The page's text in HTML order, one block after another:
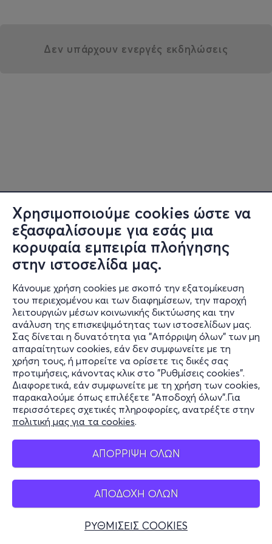
Χρησιμοποιούμε cookies ώστε να
εξασφαλίσουμε για εσάς μια
κορυφαία εμπειρία πλοήγησης
στην ιστοσελίδα μας.
Κάνουμε χρήση cookies με σκοπό την εξατομίκευση
του περιεχομένου και των διαφημίσεων, την παροχή
λειτουργιών μέσων κοινωνικής δικτύωσης και την
ανάλυση της επισκεψιμότητας των ιστοσελίδων μας.
Σας δίνεται η δυνατότητα για "Απόρριψη όλων" των μη
απαραίτητων cookies, εάν δεν συμφωνείτε με τη
χρήση τους, ή μπορείτε να ορίσετε τις δικές σας
προτιμήσεις, κάνοντας κλικ στο "Ρυθμίσεις cookies".
Διαφορετικά, εάν συμφωνείτε με τη χρήση των cookies,
παρακαλούμε όπως επιλέξετε "Αποδοχή όλων".Για
περισσότερες σχετικές πληροφορίες, ανατρέξτε στην
πολιτική μας για τα cookies.
ΑΠΟΡΡΙΨΗ ΟΛΩΝ
ΑΠΟΔΟΧΗ ΟΛΩΝ
ΡΥΘΜΙΣΕΙΣ COOKIES
Δεν υπάρχουν ενεργές εκδηλώσεις